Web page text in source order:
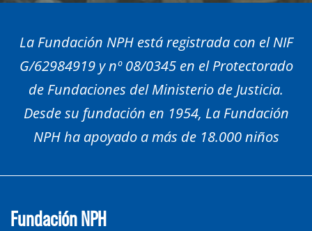
La Fundación NPH está registrada con el NIF
G/62984919 y nº 08/0345 en el Protectorado
de Fundaciones del Ministerio de Justicia.
Desde su fundación en 1954, La Fundación
NPH ha apoyado a más de 18.000 niños
Fundación NPH